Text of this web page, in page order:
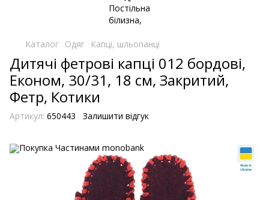
Каталог Одяг Капці, шльопанці
Дитячі фетрові капці 012 бордові,
Економ, 30/31, 18 см, Закритий,
Фетр, Котики
Артикул: 650443 Залишити відгук